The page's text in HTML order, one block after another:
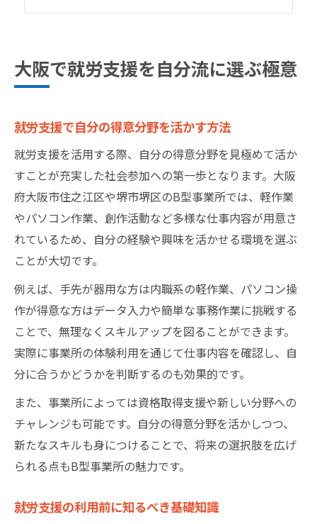
サバイバル視点で探す就労支援の新常識
サバイバルに活かす就労支援の工夫術
就労支援を選ぶ際に重視したい柔軟性
サバイバル型就労支援の最新トレンド
就労支援環境の変化と対応策を解説
就労支援B型なら無理なく働ける理由
就労支援B型の作業内容と特長を紹介
B型ならではの就労支援の柔軟な仕組み
体調に合わせて選ぶ就労支援のポイント
就労支援B型が中高年にも人気の理由
柔軟な働き方を叶える就労支援活用法
就労支援を活かした無理のない働き方
働き方の幅を広げる就労支援の取り組み
就労支援と自分ペースの両立ポイント
柔軟性重視の就労支援活用のコツ
体力や気分に合わせた就労支援利用法
就労支援選びで重視したいポイント解説
大阪で就労支援を自分流に選ぶ極意
就労支援で自分の得意分野を活かす方法
就労支援を活用する際、自分の得意分野を見極めて活か
すことが充実した社会参加への第一歩となります。大阪
府大阪市住之江区や堺市堺区のB型事業所では、軽作業
やパソコン作業、創作活動など多様な仕事内容が用意さ
れているため、自分の経験や興味を活かせる環境を選ぶ
ことが大切です。
例えば、手先が器用な方は内職系の軽作業、パソコン操
作が得意な方はデータ入力や簡単な事務作業に挑戦する
ことで、無理なくスキルアップを図ることができます。
実際に事業所の体験利用を通じて仕事内容を確認し、自
分に合うかどうかを判断するのも効果的です。
また、事業所によっては資格取得支援や新しい分野への
チャレンジも可能です。自分の得意分野を活かしつつ、
新たなスキルも身につけることで、将来の選択肢を広げ
られる点もB型事業所の魅力です。
就労支援の利用前に知るべき基礎知識